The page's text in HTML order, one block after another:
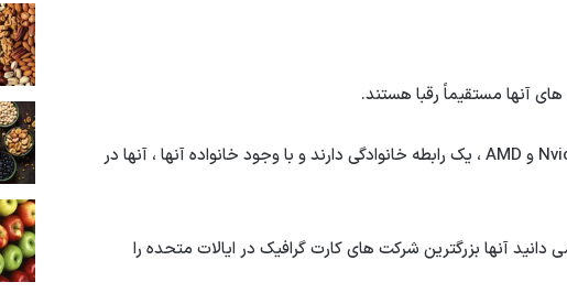
آنها مستقیماً رقبا هستند.
جنسون هوانگ و لیزا سو ، رهبران تایوانی دو شرکت در Nvidia و AMD ، یک رابطه خانوادگی دارند و با وجود خانواده آنها ، آنها در
آنها بزرگترین شرکت های کارت گرافیک در ایالات متحده را